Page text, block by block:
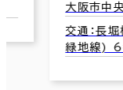
大阪市中
交通：長
緑地線)